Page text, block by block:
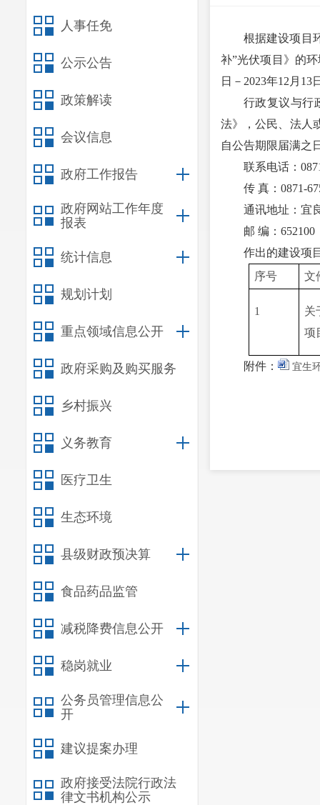
人事任免
公示公告
政策解读
会议信息
政府工作报告
政府网站工作年度
报表
统计信息
规划计划
重点领域信息公开
政府采购及购买服务
乡村振兴
义务教育
医疗卫生
生态环境
县级财政预决算
食品药品监管
减税降费信息公开
稳岗就业
公务员管理信息公
开
建议提案办理
政府接受法院行政法
律文书机构公示
根据建设项目
补”光伏项目》的
日－2023年12月13
行政复议与行
法》，公民、法人
自公告期限届满之
联系电话：
传 真：0871-
通讯地址：
邮 编：652100
作出的建设项
序号
文
1
关
项
附件： 宜生